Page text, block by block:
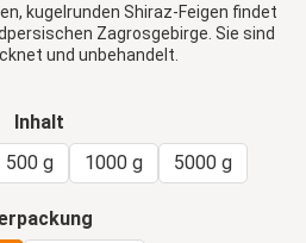
kugelrunden Shiraz-Feigen findet
Zagrosgebirge. Sie sind
und unbehandelt.
Inhalt
500 g 1000 g 5000 g